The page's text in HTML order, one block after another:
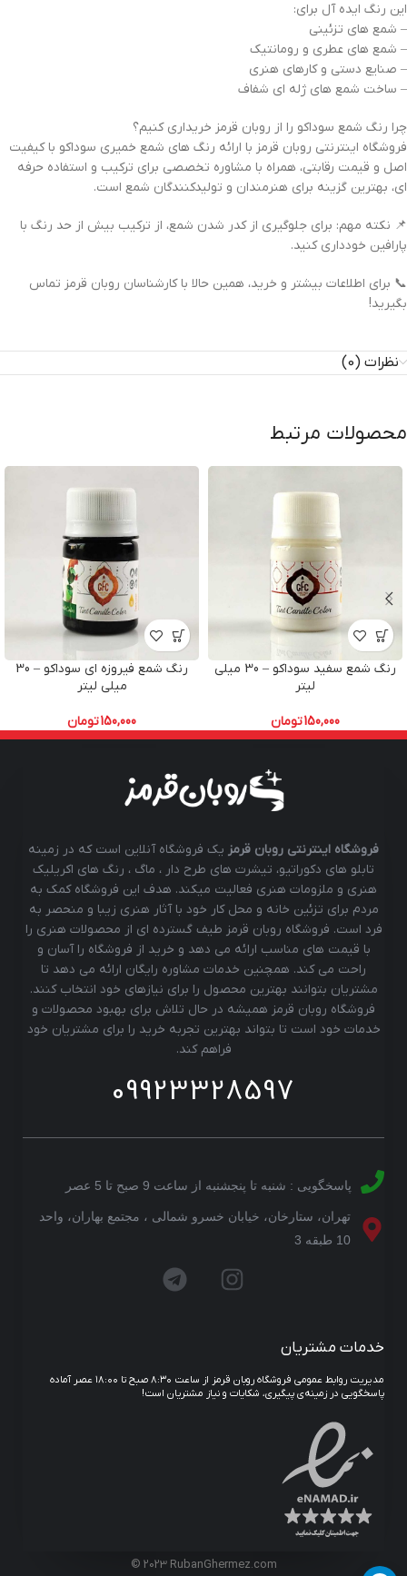
این رنگ ایده آل برای:
– شمع های تزئینی
– شمع های عطری و رومانتیک
– صنایع دستی و کارهای هنری
– ساخت شمع های ژله ای شفاف
چرا رنگ شمع سوداکو را از روبان قرمز خریداری کنیم؟
فروشگاه اینترنتی روبان قرمز با ارائه رنگ های شمع خمیری سوداکو با کیفیت
اصل و قیمت رقابتی، همراه با مشاوره تخصصی برای ترکیب و استفاده حرفه
ای، بهترین گزینه برای هنرمندان و تولیدکنندگان شمع است.
📌 نکته مهم: برای جلوگیری از کدر شدن شمع، از ترکیب بیش از حد رنگ با
پارافین خودداری کنید.
📞 برای اطلاعات بیشتر و خرید، همین حالا با کارشناسان روبان قرمز تماس
بگیرید!
نظرات (0)
محصولات مرتبط
رنگ شمع سفید سوداکو – 30 میلی
لیتر
150,000تومان
رنگ شمع فیروزه ای سوداکو – 30
میلی لیتر
150,000تومان
فروشگاه اینترنتی روبان قرمز یک فروشگاه آنلاین است که در زمینه
تابلو های دکوراتیو، تیشرت های طرح دار ، ماگ ، رنگ های اکریلیک
هنری و ملزومات هنری فعالیت میکند. هدف این فروشگاه کمک به
مردم برای تزئین خانه و محل کار خود با آثار هنری زیبا و منحصر به
فرد است. فروشگاه روبان قرمز طیف گسترده ای از محصولات هنری را
با قیمت های مناسب ارائه می دهد و خرید از فروشگاه را آسان و
راحت می کند. همچنین خدمات مشاوره رایگان ارائه می دهد تا
مشتریان بتوانند بهترین محصول را برای نیازهای خود انتخاب کنند.
فروشگاه روبان قرمز همیشه در حال تلاش برای بهبود محصولات و
خدمات خود است تا بتواند بهترین تجربه خرید را برای مشتریان خود
فراهم کند.
09923328597
پاسخگویی : شنبه تا پنجشنبه از ساعت 9 صبح تا 5 عصر
تهران، ستارخان، خیابان خسرو شمالی ، مجتمع بهاران، واحد
10 طبقه 3
خدمات مشتریان
مدیریت روابط عمومی فروشگاه روبان قرمز از ساعت ۸:۳۰ صبح تا ۱۸:۰۰ عصر آماده
پاسخگویی در زمینه‌ی پیگیری، شکایات و نیاز مشتریان است!
© 2023 RubanGhermez.com